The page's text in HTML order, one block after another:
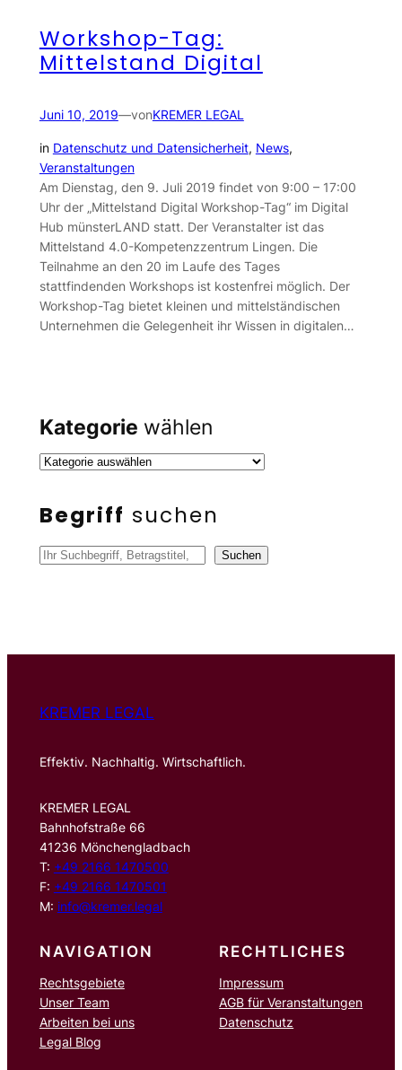
Workshop-Tag:
Mittelstand Digital
Juni 10, 2019—vonKREMER LEGAL
in Datenschutz und Datensicherheit, News
Veranstaltungen
Am Dienstag, den 9. Juli 2019 findet von 9:00 – 17:00
Uhr der „Mittelstand Digital Workshop-Tag“ im Digital
Hub münsterLAND statt. Der Veranstalter ist das
Mittelstand 4.0-Kompetenzzentrum Lingen. Die
Teilnahme an den 20 im Laufe des Tages
stattfindenden Workshops ist kostenfrei möglich. Der
Workshop-Tag bietet kleinen und mittelständischen
Unternehmen die Gelegenheit ihr Wissen in digitalen…
Kategorie wählen
Begriff suchen
S
n
Suchen
KREMER LEGAL
Effektiv. Nachhaltig. Wirtschaftlich.
KREMER LEGAL
Bahnhofstraße 66
41236 Mönchengladbach
T: +49 2166 1470500
F: +49 2166 1470501
M: info@kremer.legal
NAVIGATION
Rechtsgebiete
Unser Team
Arbeiten bei uns
Legal Blog
RECHTLICHES
Impressum
AGB für Veranstaltungen
Datenschutz